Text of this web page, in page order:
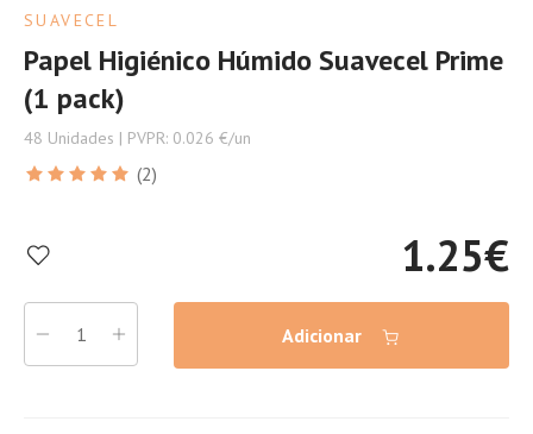
SUAVECEL
Papel Higiénico Húmido Suavecel Prime
(1 pack)
48 Unidades | PVPR: 0.026 €/un
(2)
1.25€
Adicionar